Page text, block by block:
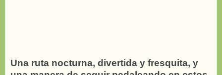
Una ruta nocturna, divertida y fresquita, y